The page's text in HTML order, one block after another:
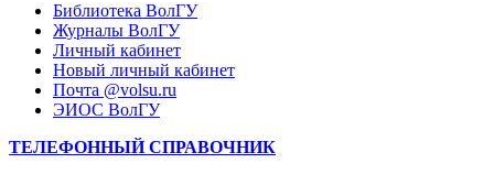
Библиотека ВолГУ
Журналы ВолГУ
Личный кабинет
Новый личный кабинет
Почта @volsu.ru
ЭИОС ВолГУ
ТЕЛЕФОННЫЙ СПРАВОЧНИК